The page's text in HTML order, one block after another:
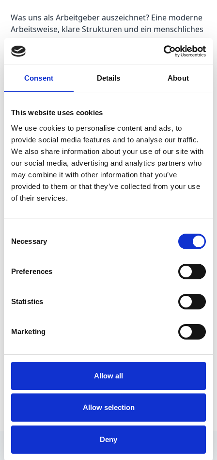
Consent Details About
This website uses cookies
We use cookies to personalise content and ads, to
provide social media features and to analyse our traffic.
We also share information about your use of our site with
our social media, advertising and analytics partners who
may combine it with other information that you’ve
provided to them or that they’ve collected from your use
of their services.
Selection
Necessary
Preferences
Statistics
Marketing
Allow all
Allow selection
Deny
Was uns als Arbeitgeber auszeichnet? Eine moderne
Arbeitsweise, klare Strukturen und ein menschliches
Prozesse, um manuelle Abläufe zu reduzieren und
mehr Zeit für das Wesentliche zu schaffen: gute
Beratung und persönliche Zusammenarbeit – im
Bei der GABELLA triffst Du auf ein kollegiales Umfeld
Weiterentwicklung und einem Arbeitsklima, das von
Vertrauen und Eigenverantwortung geprägt ist.
Doch am besten überzeugst Du Dich selbst, indem
Du auf den folgenden Button klickst, ein paar kurze,
einfache Fragen beantwortest und schon lernen wir
uns persönlich in einem Gespräch kennen.